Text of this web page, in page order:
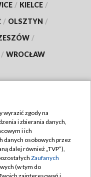
/ KIELCE /
/ OLSZTYN /
/
/ WROCŁAW
wyrazić zgody na
i zbierania danych,
i ich
danych osobowych przez
dalej również „TVP”),
Zaufanych
(w tym do